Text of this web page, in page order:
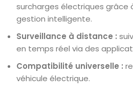
surcharges électriques grâce
gestion intelligente.
Surveillance à distance :
en temps réel via des
Compatibilité universelle :
véhicule électrique.